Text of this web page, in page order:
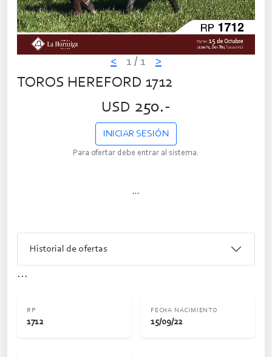
< 1 / 1 >
TOROS HEREFORD 1712
USD 250.-
INICIAR SESIÓN
Para ofertar debe entrar al sistema.
...
Historial de ofertas
...
RP
1712
FECHA NACIMIENTO
15/09/22